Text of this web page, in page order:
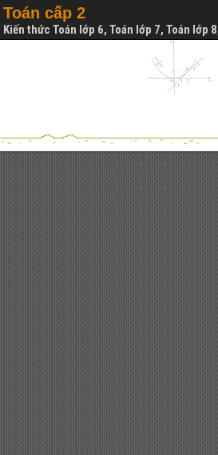
Toán cấp 2
Kiến thức Toán lớp 6, Toán lớp 7, Toán lớp